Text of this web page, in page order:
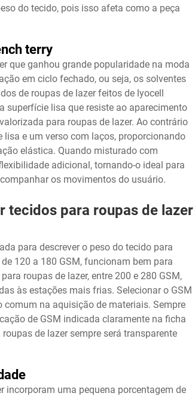
do tecido, pois isso afeta como a peça
terry
que ganhou grande popularidade na moda
em ciclo fechado, ou seja, os solventes
de roupas de lazer feitos de lyocell
superfície lisa que resiste ao aparecimento
para roupas de lazer. Ao contrário
e um verso com laços, proporcionando
elástica. Quando misturado com
adicional, tornando-o ideal para
os movimentos do usuário.
tecidos para roupas de lazer
para descrever o peso do tecido para
120 a 180 GSM, funcionam bem para
roupas de lazer, entre 200 e 280 GSM,
às estações mais frias. Selecionar o GSM
comum na aquisição de materiais. Sempre
de GSM indicada claramente na ficha
de lazer sempre será transparente
incorporam uma pequena porcentagem de